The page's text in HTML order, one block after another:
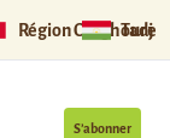
Région Ouïghoure
S’abonner